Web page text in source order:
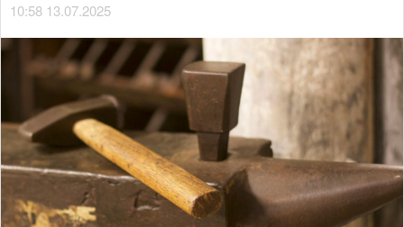
10:58 13.07.2025